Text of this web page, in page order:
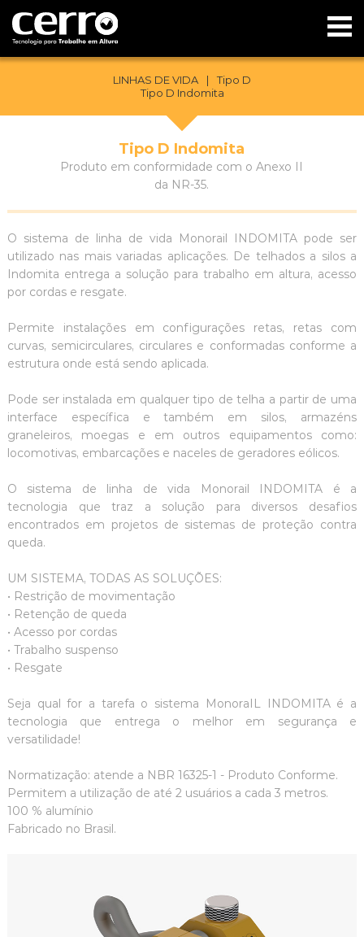
LINHAS DE VIDA |
Tipo D
Tipo D Indomita
Tipo D Indomita
Produto em conformidade com o Anexo II
da NR-35.
O sistema de linha de vida Monorail INDOMITA pode ser
utilizado nas mais variadas aplicações. De telhados a silos a
Indomita entrega a solução para trabalho em altura, acesso
por cordas e resgate.
Permite instalações em configurações retas, retas com
curvas, semicirculares, circulares e conformadas conforme a
estrutura onde está sendo aplicada.
Pode ser instalada em qualquer tipo de telha a partir de uma
interface específica e também em silos, armazéns
graneleiros, moegas e em outros equipamentos como:
locomotivas, embarcações e naceles de geradores eólicos.
O sistema de linha de vida Monorail INDOMITA é a
tecnologia que traz a solução para diversos desafios
encontrados em projetos de sistemas de proteção contra
queda.
UM SISTEMA, TODAS AS SOLUÇÕES:
• Restrição de movimentação
• Retenção de queda
• Acesso por cordas
• Trabalho suspenso
• Resgate
Seja qual for a tarefa o sistema MonoraIL INDOMITA é a
tecnologia que entrega o melhor em segurança e
versatilidade!
Normatização: atende a NBR 16325-1 - Produto Conforme.
Permitem a utilização de até 2 usuários a cada 3 metros.
100 % alumínio
Fabricado no Brasil.